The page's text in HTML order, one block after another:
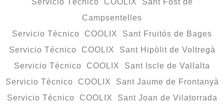
Servicio Técnico COOLIX Sant Fost de
Campsentelles
Servicio Técnico COOLIX Sant Fruitós de Bages
Servicio Técnico COOLIX Sant Hipòlit de Voltregà
Servicio Técnico COOLIX Sant Iscle de Vallalta
Servicio Técnico COOLIX Sant Jaume de Frontanyà
Servicio Técnico COOLIX Sant Joan de Vilatorrada